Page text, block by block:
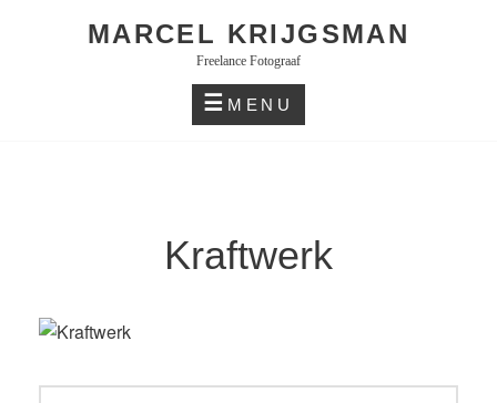
MARCEL KRIJGSMAN
Freelance Fotograaf
MENU
Kraftwerk